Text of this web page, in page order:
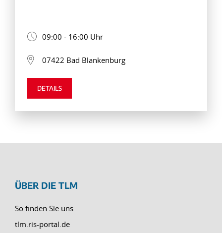
09:00 - 16:00 Uhr
07422 Bad Blankenburg
DETAILS
ÜBER DIE TLM
So finden Sie uns
tlm.ris-portal.de